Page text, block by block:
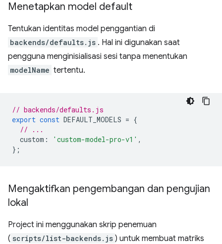
Menetapkan model default
Tentukan identitas model penggantian di
backends/defaults.js . Hal ini digunakan saat
pengguna menginisialisasi sesi tanpa menentukan
modelName tertentu.
// backends/defaults.js
export const DEFAULT_MODELS = {
// ...
custom : 'custom-model-pro-v1' ,
};
Mengaktifkan pengembangan dan pengujian
lokal
Project ini menggunakan skrip penemuan
( scripts/list-backends.js ) untuk membuat matriks